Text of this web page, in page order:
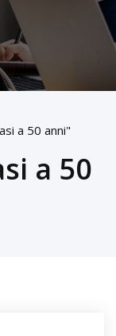
a 50 anni"
a 50